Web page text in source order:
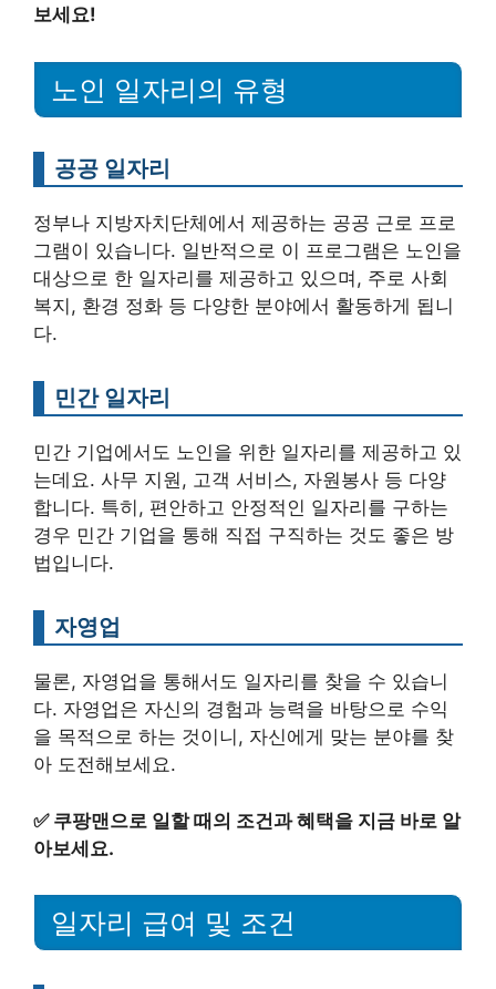
보세요!
노인 일자리의 유형
공공 일자리
정부나 지방자치단체에서 제공하는 공공 근로 프로
그램이 있습니다. 일반적으로 이 프로그램은 노인을
대상으로 한 일자리를 제공하고 있으며, 주로 사회
복지, 환경 정화 등 다양한 분야에서 활동하게 됩니
다.
민간 일자리
민간 기업에서도 노인을 위한 일자리를 제공하고 있
는데요. 사무 지원, 고객 서비스, 자원봉사 등 다양
합니다. 특히, 편안하고 안정적인 일자리를 구하는
경우 민간 기업을 통해 직접 구직하는 것도 좋은 방
법입니다.
자영업
물론, 자영업을 통해서도 일자리를 찾을 수 있습니
다. 자영업은 자신의 경험과 능력을 바탕으로 수익
을 목적으로 하는 것이니, 자신에게 맞는 분야를 찾
아 도전해보세요.
✅ 쿠팡맨으로 일할 때의 조건과 혜택을 지금 바로 알
아보세요.
일자리 급여 및 조건